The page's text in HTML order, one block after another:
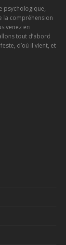
psychologique,
la compréhension
venez en
tout d’abord
d’où il vient, et